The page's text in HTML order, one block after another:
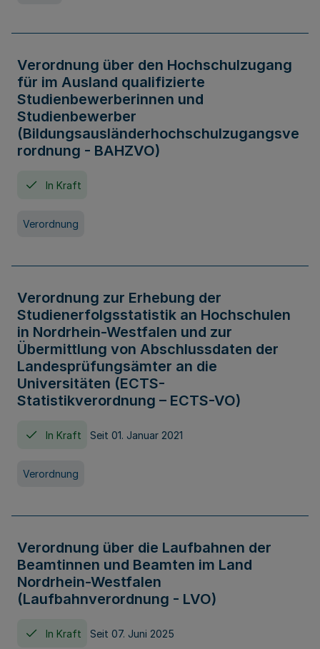
Verordnung über den Hochschulzugang
für im Ausland qualifizierte
Studienbewerberinnen und
Studienbewerber
(Bildungsausländerhochschulzugangsve
rordnung - BAHZVO)
In Kraft
Verordnung
Verordnung zur Erhebung der
Studienerfolgsstatistik an Hochschulen
in Nordrhein-Westfalen und zur
Übermittlung von Abschlussdaten der
Landesprüfungsämter an die
Universitäten (ECTS-
Statistikverordnung – ECTS-VO)
In Kraft Seit 01. Januar 2021
Verordnung
Verordnung über die Laufbahnen der
Beamtinnen und Beamten im Land
Nordrhein-Westfalen
(Laufbahnverordnung - LVO)
In Kraft Seit 07. Juni 2025